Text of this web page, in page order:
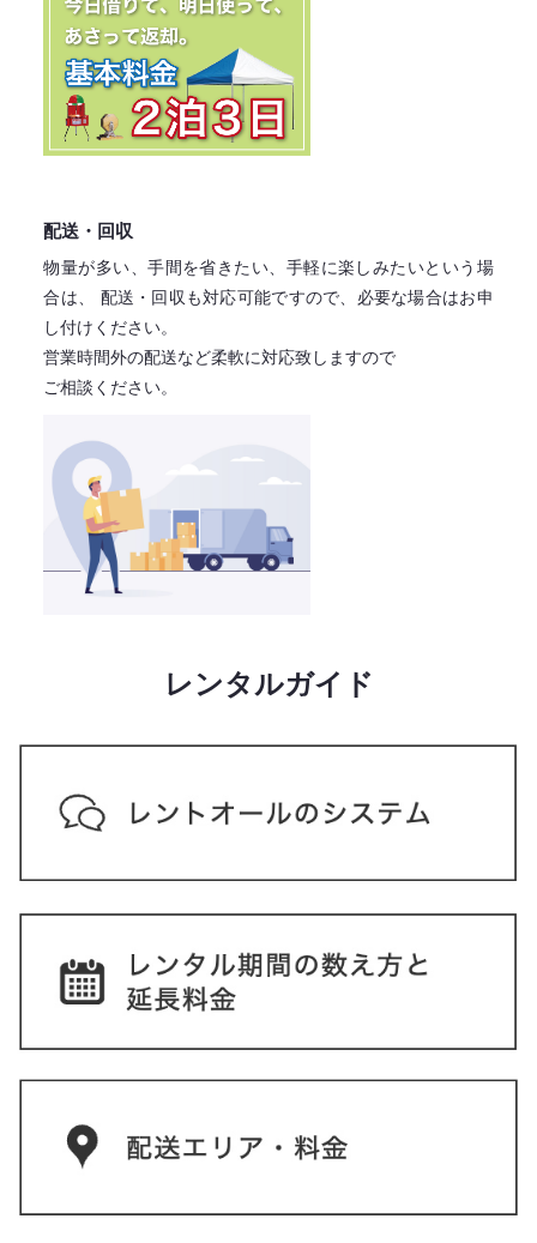
配送・回収
物量が多い、手間を省きたい、手軽に楽しみたいという場
合は、
配送・回収も対応可能ですので、必要な場合はお申
し付けください。
営業時間外の配送など柔軟に対応致しますので
ご相談ください。
レンタルガイド